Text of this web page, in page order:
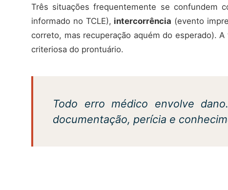
Três situações frequentemente se confundem
informado no TCLE), intercorrência (evento
correto, mas recuperação aquém do esperado).
criteriosa do prontuário.
Todo erro médico envolve
documentação, perícia e